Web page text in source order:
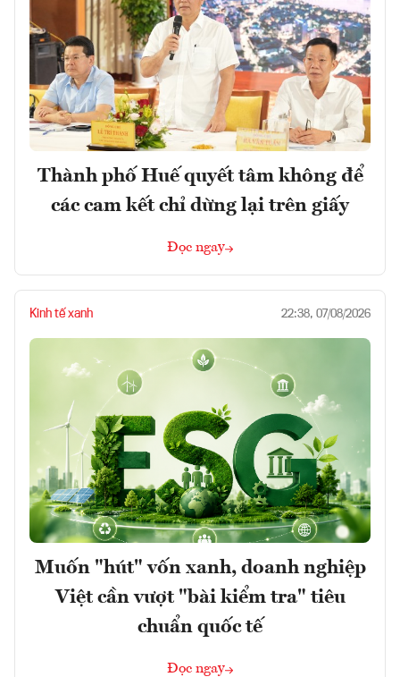
Thành phố Huế quyết tâm không để
các cam kết chỉ dừng lại trên giấy
Đọc ngay
Kinh tế xanh 22:38, 07/08/2026
Muốn "hút" vốn xanh, doanh nghiệp
Việt cần vượt "bài kiểm tra" tiêu
chuẩn quốc tế
Đọc ngay